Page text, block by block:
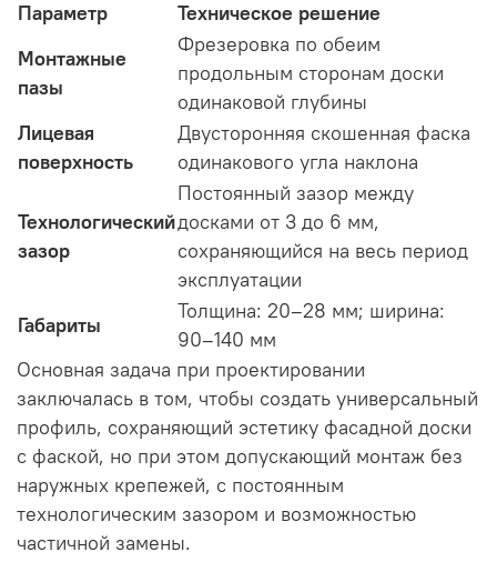
Параметр
Техническое решение
Монтажные
пазы
Фрезеровка по обеим
продольным сторонам доски
одинаковой глубины
Лицевая
поверхность
Двусторонняя скошенная фаска
одинакового угла наклона
Технологический
зазор
Постоянный зазор между
досками от 3 до 6 мм,
сохраняющийся на весь период
эксплуатации
Габариты
Толщина: 20–28 мм; ширина:
90–140 мм
Основная задача при проектировании
заключалась в том, чтобы создать универсальный
профиль, сохраняющий эстетику фасадной доски
с фаской, но при этом допускающий монтаж без
наружных крепежей, с постоянным
технологическим зазором и возможностью
частичной замены.